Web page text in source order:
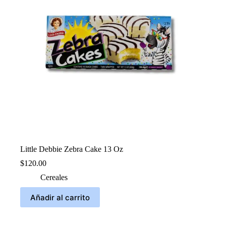
Little Debbie Zebra Cake 13 Oz
$120.00
Cereales
Añadir al carrito